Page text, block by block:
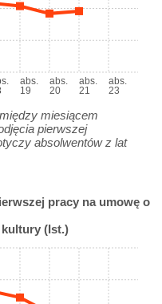
abs.
19
abs.
20
abs.
21
abs.
23
miesiącem
pierwszej
absolwentów z lat
pracy na umowę o
(Ist.)